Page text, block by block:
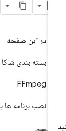
در این صفحه
بسته بندی شاکا
FFmpeg
نصب برنامه ها با داکر